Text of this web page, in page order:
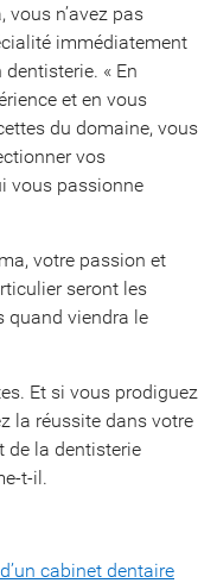
vous n’avez pas
immédiatement
« En
et en vous
du domaine, vous
vos
vous passionne
votre passion et
seront les
quand viendra le
Et si vous prodiguez
la réussite dans votre
de la dentisterie
t-il.
cabinet dentaire